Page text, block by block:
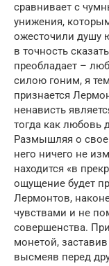
сравнивает с
унижения,
ожесточили душу
в точность
преобладает –
силою гоним, я
признается
ненависть
тогда как любовь
Размышляя о
него ничего не
находится «в
ощущение будет
Лермонтов,
чувствами и не
совершенства.
монетой,
высмеяв перед